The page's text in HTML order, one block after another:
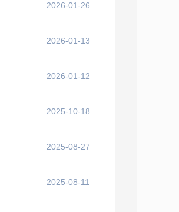
2026-01-26
2026-01-13
2026-01-12
2025-10-18
2025-08-27
2025-08-11